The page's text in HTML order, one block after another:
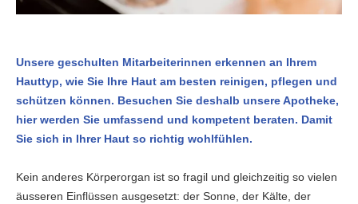
Unsere geschulten Mitarbeiterinnen erkennen an Ihrem
Hauttyp, wie Sie Ihre Haut am besten reinigen, pflegen und
schützen können. Besuchen Sie deshalb unsere Apotheke,
hier werden Sie umfassend und kompetent beraten. Damit
Sie sich in Ihrer Haut so richtig wohlfühlen.
Kein anderes Körperorgan ist so fragil und gleichzeitig so vielen
äusseren Einflüssen ausgesetzt: der Sonne, der Kälte, der